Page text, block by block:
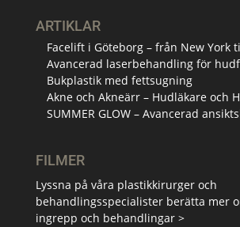
ARTIKLAR
Facelift i Göteborg – från New York
Avancerad laserbehandling för
Bukplastik med fettsugning
Akne och Akneärr – Hudläkare och
SUMMER GLOW – Avancerad
FILMER
Lyssna på våra plastikkirurger och
behandlingsspecialister berätta mer
ingrepp och behandlingar >